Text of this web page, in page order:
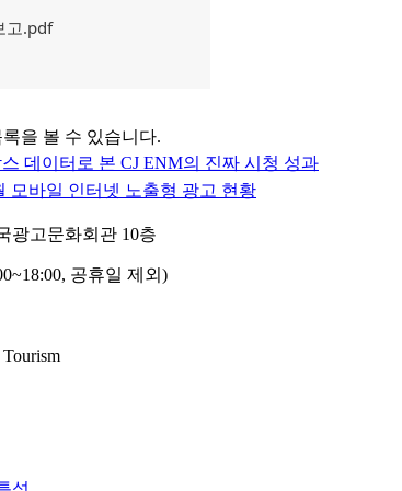
고.pdf
을 볼 수 있습니다.
데이터로 본 CJ ENM의 진짜 시청 성과
모바일 인터넷 노출형 광고 현황
광고문화회관 10층
공휴일 제외)